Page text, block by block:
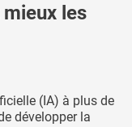
les
(IA) à plus de
développer la